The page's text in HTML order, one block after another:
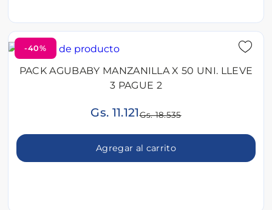
-40%
PACK AGUBABY MANZANILLA X 50 UNI. LLEVE
3 PAGUE 2
Gs. 11.121Gs. 18.535
Agregar al carrito